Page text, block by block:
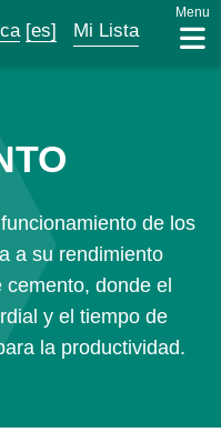
[es] Mi Lista
Menu
de los
a su rendimiento
donde el
y el tiempo de
la productividad.